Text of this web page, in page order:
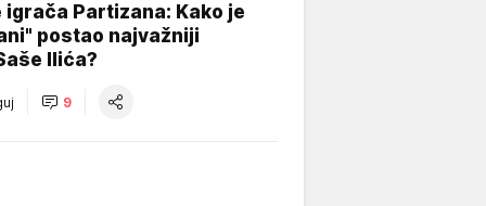
igrača Partizana: Kako je
postao najvažniji
Ilića?
9